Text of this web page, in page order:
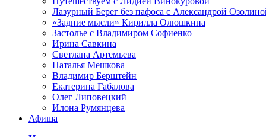
Лазурный Берег без пафоса с Александрой
«Задние мысли» Кирилла Олюшкина
Застолье с Владимиром Софиенко
Ирина Савкина
Светлана Артемьева
Наталья Мешкова
Владимир Берштейн
Екатерина Габалова
Олег Липовецкий
Илона Румянцева
Афиша